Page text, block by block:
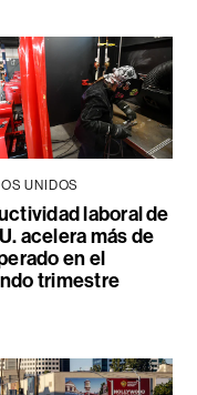
UNIDOS
laboral de
acelera más de
en el
trimestre